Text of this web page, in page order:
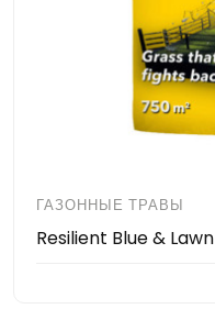
ГАЗОННЫЕ ТРАВЫ
Resilient Blue & Lawn